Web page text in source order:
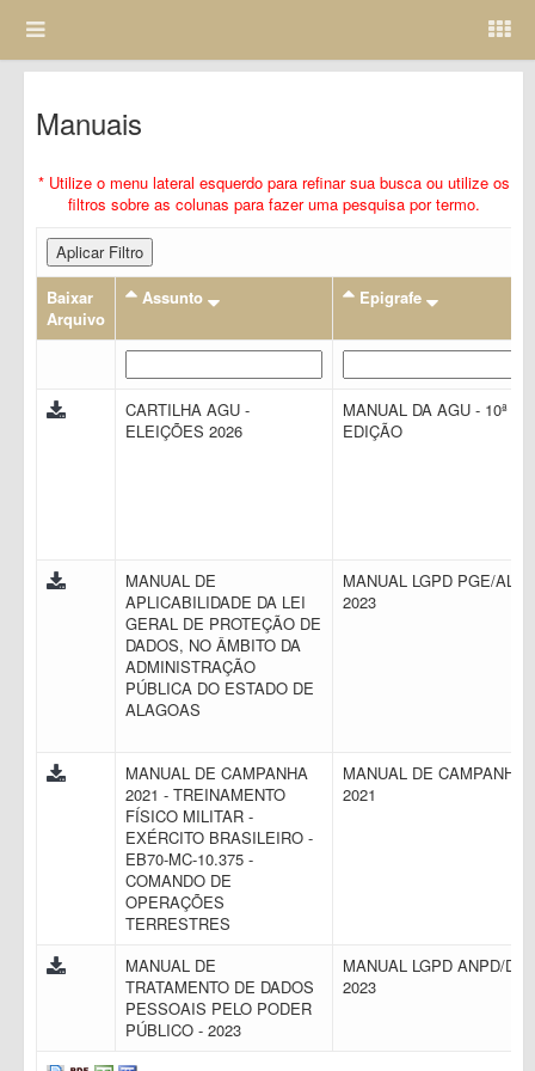
Manuais
* Utilize o menu lateral esquerdo para refinar sua busca ou utilize os
filtros sobre as colunas para fazer uma pesquisa por termo.
Aplicar Filtro
Baixar
Arquivo
Assunto Epigrafe
CARTILHA AGU -
ELEIÇÕES 2026
MANUAL DA AGU - 10ª
EDIÇÃO
MANUAL DE
APLICABILIDADE DA LEI
GERAL DE PROTEÇÃO DE
DADOS, NO ÂMBITO DA
ADMINISTRAÇÃO
PÚBLICA DO ESTADO DE
ALAGOAS
MANUAL LGPD PGE/AL
2023
MANUAL DE CAMPANHA
2021 - TREINAMENTO
FÍSICO MILITAR -
EXÉRCITO BRASILEIRO -
EB70-MC-10.375 -
COMANDO DE
OPERAÇÕES
TERRESTRES
MANUAL DE CAMPANHA
2021
MANUAL DE
TRATAMENTO DE DADOS
PESSOAIS PELO PODER
PÚBLICO - 2023
MANUAL LGPD ANPD/DF
2023